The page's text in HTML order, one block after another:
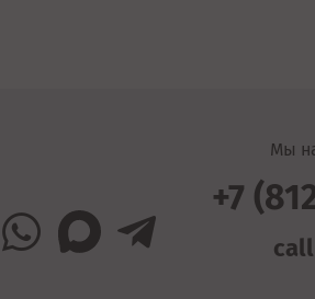
Мы
+7